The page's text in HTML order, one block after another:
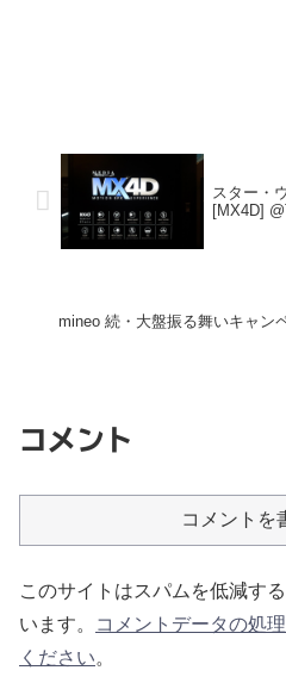
スター・
[MX4D]
mineo 続・大盤振る舞いキャン
コメント
コメントを
このサイトはスパムを低減す
います。
コメントデータの処
ください。